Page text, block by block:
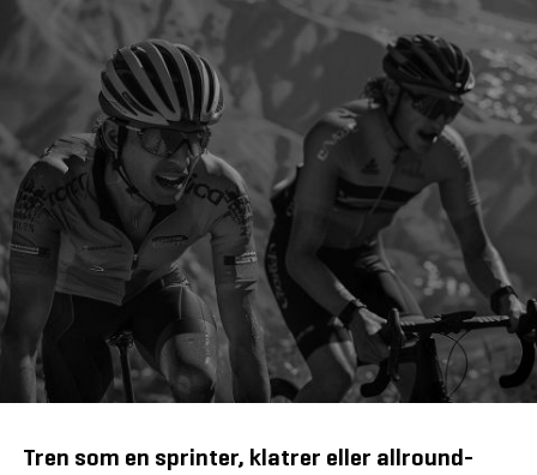
Tren som en sprinter, klatrer eller allround-